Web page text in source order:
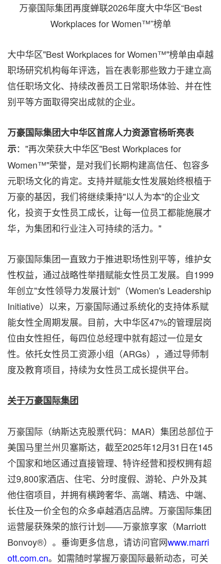
万豪国际集团再度蝉联2026年度大中华区“Best
Workplaces for Women™”榜单
大中华区"Best Workplaces for Women™"榜单由卓越
职场研究机构每年评选，旨在表彰那些致力于建立高
信任职场文化、持续改善员工日常职场体验、并在性
别平等方面取得突出成就的企业。
万豪国际集团大中华区首席人力资源官杨昕亮表
示："再次荣获大中华区"Best Workplaces for
Women™"荣誉，是对我们长期构建高信任、包容多
元职场文化的肯定。支持并赋能女性发展始终根植于
万豪的基因，我们将继续秉持"以人为本"的企业文
化，投资于女性员工成长，让每一位员工都能施展才
华，为集团和行业注入可持续的活力。"
万豪国际集团一直致力于推进职场性别平等，维护女
性权益，通过战略性举措赋能女性员工发展。自1999
年创立"女性领导力发展计划"（Women's Leadership
Initiative）以来，万豪国际通过系统化的支持体系赋
能女性全周期发展。目前，大中华区47%的管理层岗
位由女性担任，每四位总经理中就有超过一位是女
性。依托女性员工资源小组（ARGs），通过导师制
度及教育项目，持续为女性员工成长提供平台。
关于万豪国际集团
万豪国际（纳斯达克股票代码：MAR）集团总部位于
美国马里兰州贝塞斯达，截至2025年12月31日在145
个国家和地区通过直接管理、特许经营和授权拥有超
过9,800家酒店、住宅、分时度假、游轮、户外及其
他住宿项目，并拥有横跨奢华、高端、精选、中端、
长住及一价全包的众多卓越酒店品牌。万豪国际集团
运营屡获殊荣的旅行计划——万豪旅享家（Marriott
Bonvoy®）。垂询更多信息，请访问官网www.marri
ott.com.cn。如需随时掌握万豪国际最新动态，可关